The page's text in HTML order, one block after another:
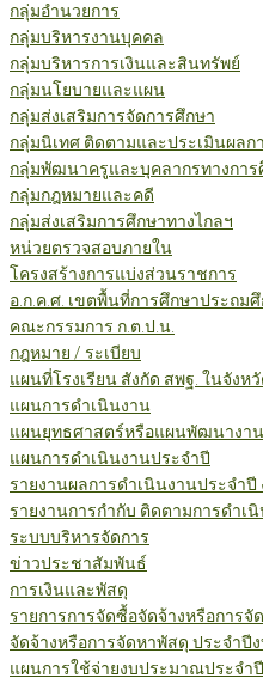
กลุ่มอำนวยการ
กลุ่มบริหารงานบุคคล
กลุ่มบริหารการเงินและสินทรัพย์
กลุ่มนโยบายและแผน
กลุ่มส่งเสริมการจัดการศึกษา
กลุ่มนิเทศ ติดตามและประเมินผลก
กลุ่มพัฒนาครูและบุคลากรทางการ
กลุ่มกฎหมายและคดี
กลุ่มส่งเสริมการศึกษาทางไกลฯ
หน่วยตรวจสอบภายใน
โครงสร้างการแบ่งส่วนราชการ
อ.ก.ค.ศ. เขตพื้นที่การศึกษาประถมศึ
คณะกรรมการ ก.ต.ป.น.
กฎหมาย / ระเบียบ
แผนที่โรงเรียน สังกัด สพฐ. ในจังห
แผนการดำเนินงาน
แผนยุทธศาสตร์หรือแผนพัฒนางาน
แผนการดำเนินงานประจำปี
รายงานผลการดำเนินงานประจำ
รายงานการกำกับ ติดตามการดำเ
ระบบบริหารจัดการ
ข่าวประชาสัมพันธ์
การเงินและพัสดุ
รายการการจัดซื้อจัดจ้างหรือการ
จัดจ้างหรือการจัดหาพัสดุ ประจำปี
แผนการใช้จ่ายงบประมาณประจำปี